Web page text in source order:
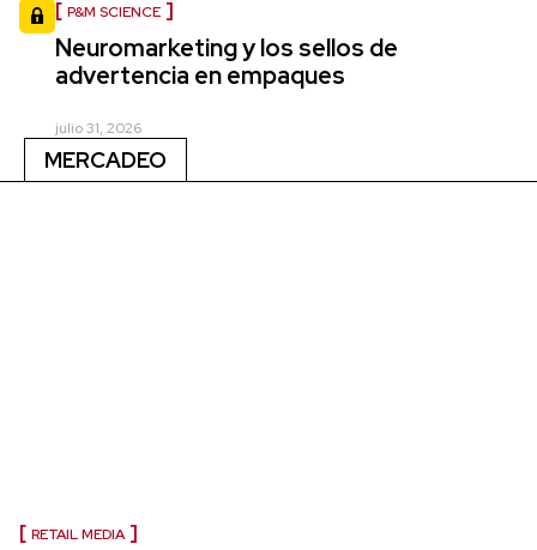
P&M SCIENCE
Neuromarketing y los sellos de
advertencia en empaques
julio 31, 2026
MERCADEO
RETAIL MEDIA